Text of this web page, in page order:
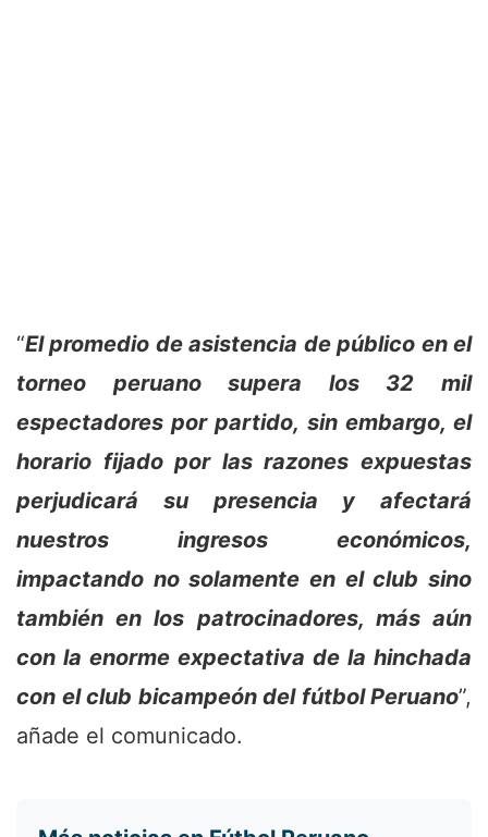
“El promedio de asistencia de público en el
torneo peruano supera los 32 mil
espectadores por partido, sin embargo, el
horario fijado por las razones expuestas
perjudicará su presencia y afectará
nuestros ingresos económicos,
impactando no solamente en el club sino
también en los patrocinadores, más aún
con la enorme expectativa de la hinchada
con el club bicampeón del fútbol Peruano”,
añade el comunicado.